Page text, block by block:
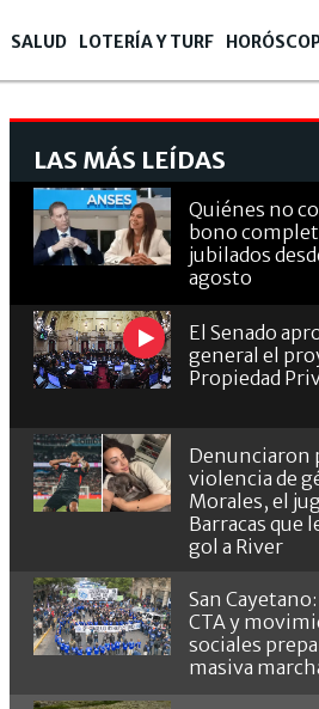
SALUD LOTERÍA Y TURF
LAS MÁS LEÍDAS
Quiénes no
bono
jubilados
agosto
El Senado
general el
Propiedad
Denunciaron
violencia de
Morales, el
Barracas que
gol a River
San Cayetano:
CTA y
sociales
masiva